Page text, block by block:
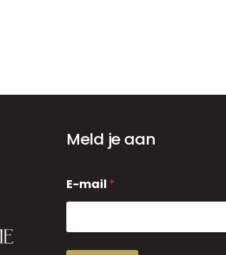
Meld je aan
-
m
i
E-mail *